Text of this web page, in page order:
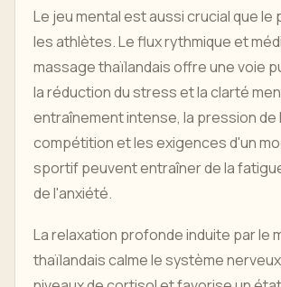
Le jeu mental est aussi crucial que le
les athlètes. Le flux rythmique et
massage thaïlandais offre une voie
la réduction du stress et la clarté
entraînement intense, la pression de
compétition et les exigences d'un
sportif peuvent entraîner de la
de l'anxiété.
La relaxation profonde induite par le
thaïlandais calme le système